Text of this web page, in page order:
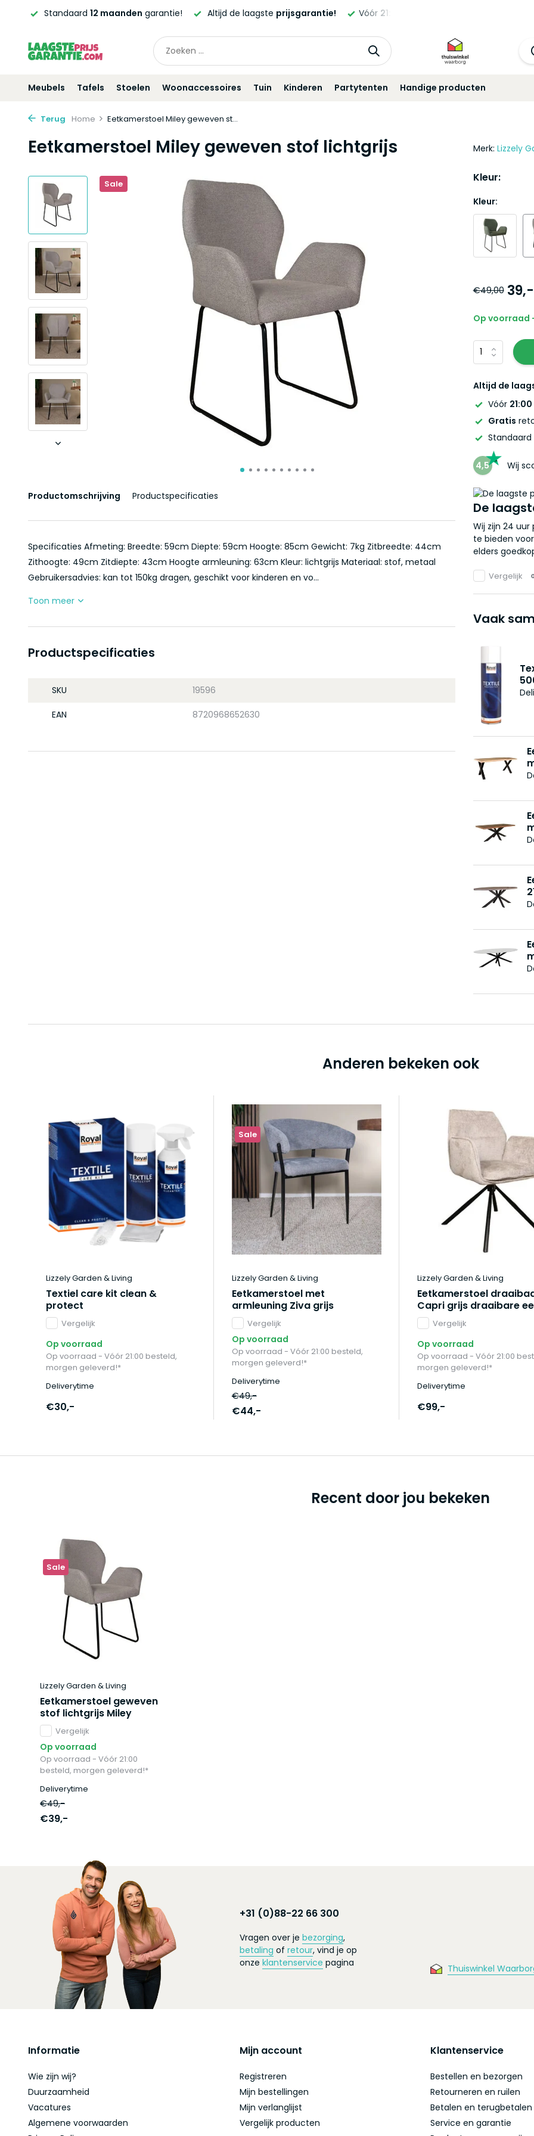
Altijd de laagsteprijsgarantie! Vóór21:00 besteld,morgengeleverd!* Standaard
Meubels Tafels Stoelen Woonaccessoires Tuin Kinderen Partytenten Handige producten
Terug Home Eetkamerstoel Miley geweven st...
Eetkamerstoel Miley geweven stof lichtgrijs
Sale
Productomschrijving Productspecificaties
Specificaties Afmeting: Breedte: 59cm Diepte: 59cm Hoogte: 85cm Gewicht: 7kg Zitbreedte: 44cm
Zithoogte: 49cm Zitdiepte: 43cm Hoogte armleuning: 63cm Kleur: lichtgrijs Materiaal: stof, metaal
Gebruikersadvies: kan tot 150kg dragen, geschikt voor kinderen en vo...
Toon meer
Productspecificaties
SKU 19596
EAN 8720968652630
Merk: Lizzely
Kleur:
Kleur:
€49,00 39,-
Op voorraad
Altijd de
Vóór 21:00
Gratis
Standaard
4,5 Wij
De
Wij zijn 24
te bieden
elders
Vergelijk
Vaak
Anderen bekeken ook
Lizzely Garden & Living
Textiel care kit clean &
protect
Vergelijk
Op voorraad
Op voorraad - Vóór 21:00 besteld,
morgen geleverd!*
Deliverytime
€30,-
Sale
Lizzely Garden & Living
Eetkamerstoel met
armleuning Ziva grijs
Vergelijk
Op voorraad
Op voorraad - Vóór 21:00 besteld,
morgen geleverd!*
Deliverytime
€49,-
€44,-
Lizzely Garden & Living
Eetkamerstoel
Capri grijs draaibare
Vergelijk
Op voorraad
Op voorraad - Vóór 21:00
morgen geleverd!*
Deliverytime
€99,-
Recent door jou bekeken
Sale
Lizzely Garden & Living
Eetkamerstoel geweven
stof lichtgrijs Miley
Vergelijk
Op voorraad
Op voorraad - Vóór 21:00
besteld, morgen geleverd!*
Deliverytime
€49,-
€39,-
+31 (0)88-22 66 300
Vragen over je bezorging,
betaling of retour, vind je op
onze klantenservice pagina Thuiswinkel
Informatie
Wie zijn wij?
Duurzaamheid
Vacatures
Algemene voorwaarden
Mijn account
Registreren
Mijn bestellingen
Mijn verlanglijst
Vergelijk producten
Klantenservice
Bestellen en bezorgen
Retourneren en ruilen
Betalen en terugbetalen
Service en garantie